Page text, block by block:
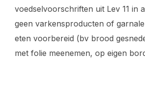
voedselvoorschriften uit Lev 11 in
geen varkensproducten of
eten voorbereid (bv brood
met folie meenemen, op eigen